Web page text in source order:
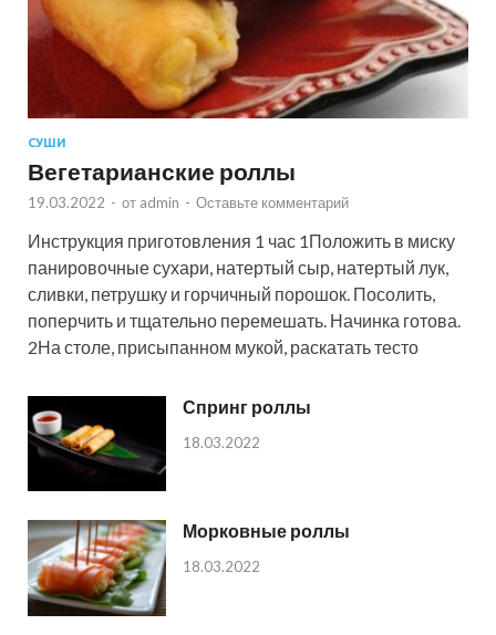
СУШИ
Вегетарианские роллы
19.03.2022 - от admin - Оставьте комментарий
Инструкция приготовления 1 час 1Положить в миску
панировочные сухари, натертый сыр, натертый лук,
сливки, петрушку и горчичный порошок. Посолить,
поперчить и тщательно перемешать. Начинка готова.
2На столе, присыпанном мукой, раскатать тесто
Спринг роллы
18.03.2022
Морковные роллы
18.03.2022